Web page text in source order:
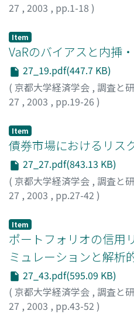
27 , 2003 , pp.1-18 )
イワキ, ヒデキ
Item
VaRのバイアスと内挿
27_19.pdf(447.7 KB)
( 京都大学経済学会 , 調査と
27 , 2003 , pp.19-26 )
Item
債券市場におけるリス
27_27.pdf(843.13 KB)
( 京都大学経済学会 , 調査と
27 , 2003 , pp.27-42 )
Item
ポートフォリオの信用
ミュレーションと解
27_43.pdf(595.09 KB)
( 京都大学経済学会 , 調査と
27 , 2003 , pp.43-52 )